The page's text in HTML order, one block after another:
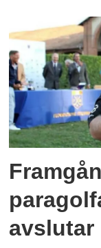
avslutar